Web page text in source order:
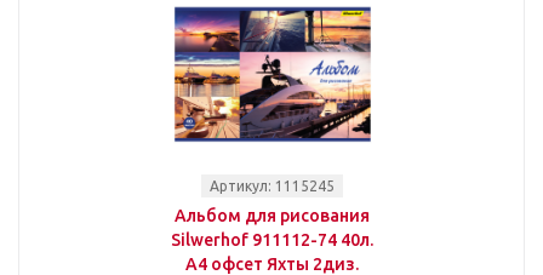
Артикул: 1115245
Альбом для рисования
Silwerhof 911112-74 40л.
A4 офсет Яхты 2диз.